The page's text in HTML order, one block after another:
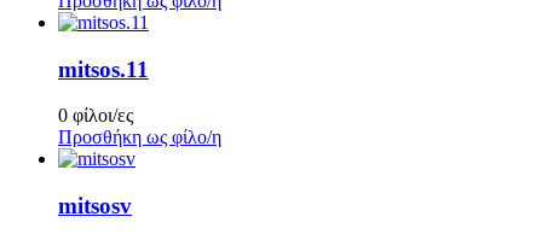
mitsos.11
0 φίλοι/ες
Προσθήκη ως φίλο/η
mitsosv